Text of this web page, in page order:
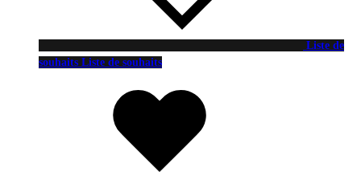
Liste de
souhaits Liste de souhaits